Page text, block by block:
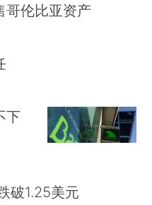
哥伦比亚资产
下
破1.25美元